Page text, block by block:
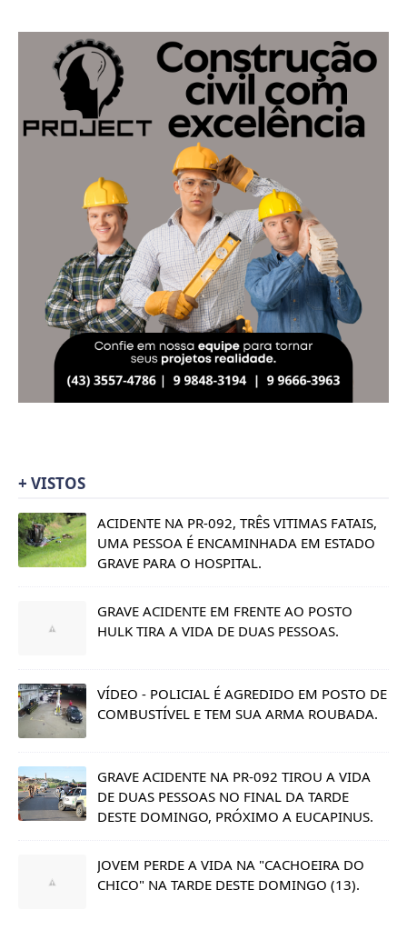
+ VISTOS
ACIDENTE NA PR-092, TRÊS VITIMAS FATAIS,
UMA PESSOA É ENCAMINHADA EM ESTADO
GRAVE PARA O HOSPITAL.
GRAVE ACIDENTE EM FRENTE AO POSTO
HULK TIRA A VIDA DE DUAS PESSOAS.
VÍDEO - POLICIAL É AGREDIDO EM POSTO DE
COMBUSTÍVEL E TEM SUA ARMA ROUBADA.
GRAVE ACIDENTE NA PR-092 TIROU A VIDA
DE DUAS PESSOAS NO FINAL DA TARDE
DESTE DOMINGO, PRÓXIMO A EUCAPINUS.
JOVEM PERDE A VIDA NA "CACHOEIRA DO
CHICO" NA TARDE DESTE DOMINGO (13).